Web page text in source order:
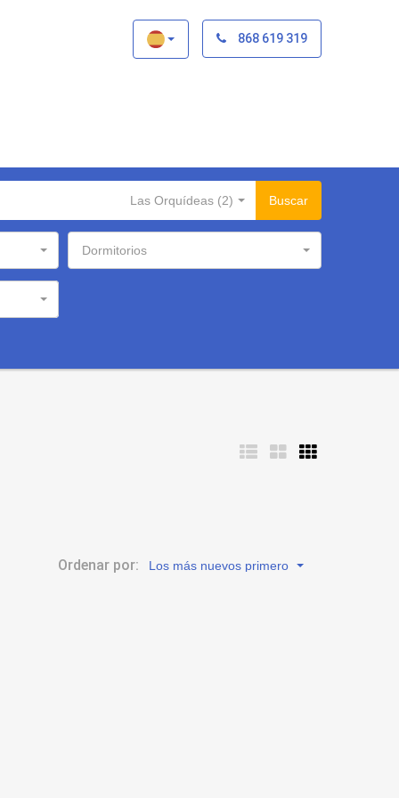
868 619 319
Las Orquídeas (2) Buscar
Dormitorios
Ordenar por: Los más nuevos primero